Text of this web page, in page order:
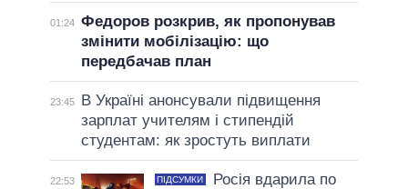
01:24 Федоров розкрив, як пропонував
змінити мобілізацію: що
передбачав план
23:45
В Україні анонсували підвищення
зарплат учителям і стипендій
студентам: як зростуть виплати
22:53 ПІДСУМКИ
Росія вдарила по